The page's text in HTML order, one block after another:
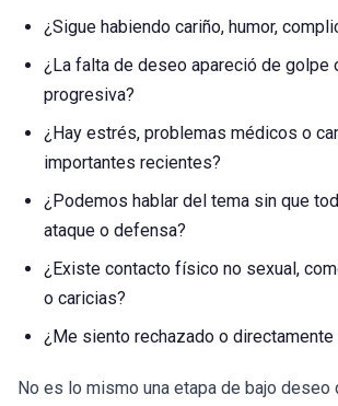
¿Sigue habiendo cariño, humor,
¿La falta de deseo apareció de golpe
progresiva?
¿Hay estrés, problemas médicos o
importantes recientes?
¿Podemos hablar del tema sin que
ataque o defensa?
¿Existe contacto físico no sexual,
o caricias?
¿Me siento rechazado o directamente
No es lo mismo una etapa de bajo deseo